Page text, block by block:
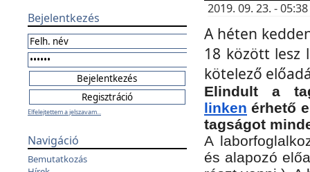
Bejelentkezés
Elfelejtettem a jelszavam...
Navigáció
Bemutatkozás
2019. 09. 23. -
A héten
18 között lesz
kötelező
Elindult a
linken érhető
tagságot
A
és alapozó